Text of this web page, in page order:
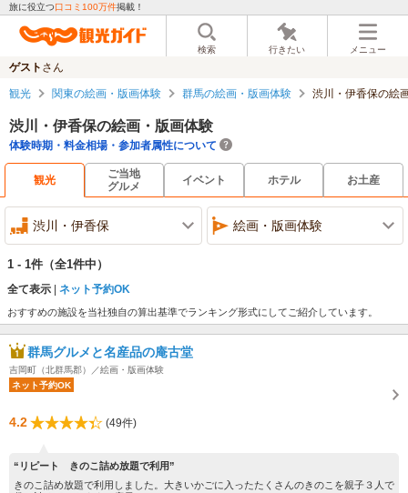
旅に役立つ口コミ100万件掲載！
検索 行きたい メニュー
ゲスト さん
観光 関東の絵画・版画体験 群馬の絵画・版画体験 渋川・伊香保の絵
渋川・伊香保の絵画・版画体験
体験時期・料金相場・参加者属性について
観光
ご当地
グルメ
イベント ホテル お土産
渋川・伊香保 絵画・版画体験
1 - 1件 （全1件中）
全て表示 ネット予約OK
おすすめの施設を当社独自の算出基準でランキング形式にしてご紹介しています。
群馬グルメと名産品の庵古堂
吉岡町（北群馬郡）／絵画・版画体験
ネット予約OK
4.2 (49件)
“リピート きのこ詰め放題で利用”
きのこ詰め放題で利用しました。大きいかごに入ったたくさんのきのこを親子３人で